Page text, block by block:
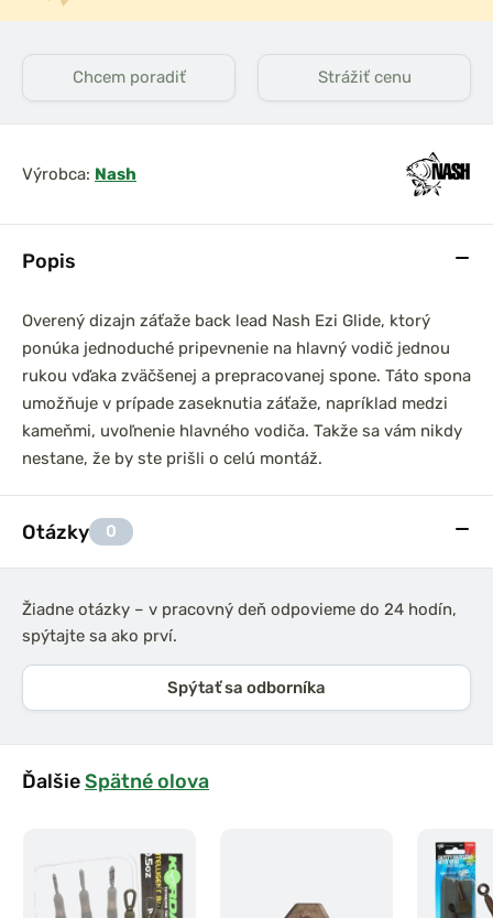
Popis
Overený dizajn záťaže back lead Nash Ezi Glide, ktorý
ponúka jednoduché pripevnenie na hlavný vodič jednou
rukou vďaka zväčšenej a prepracovanej spone. Táto spona
umožňuje v prípade zaseknutia záťaže, napríklad medzi
kameňmi, uvoľnenie hlavného vodiča. Takže sa vám nikdy
nestane, že by ste prišli o celú montáž.
Otázky 0
Žiadne otázky – v pracovný deň odpovieme do 24 hodín,
spýtajte sa ako prví.
Spýtať sa odborníka
ĎalšieSpätné olova
Chcem poradiť Strážiť cenu
Výrobca: Nash